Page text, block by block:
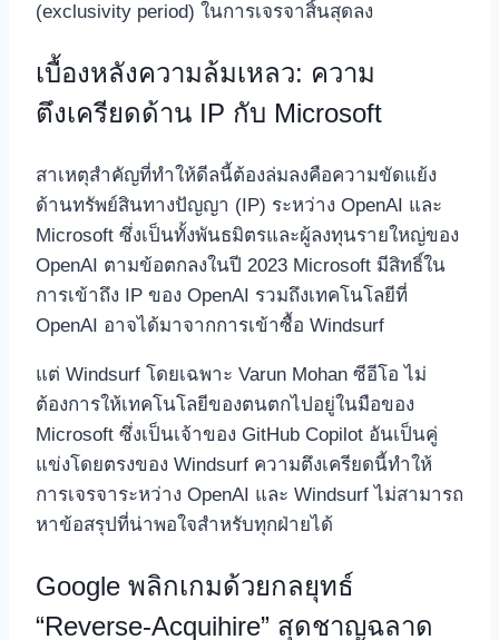
(exclusivity period) ในการเจรจาสิ้นสุดลง
เบื้องหลังความล้มเหลว: ความ
ตึงเครียดด้าน IP กับ Microsoft
สาเหตุสำคัญที่ทำให้ดีลนี้ต้องล่มลงคือความขัดแย้ง
ด้านทรัพย์สินทางปัญญา (IP) ระหว่าง OpenAI และ
Microsoft ซึ่งเป็นทั้งพันธมิตรและผู้ลงทุนรายใหญ่ของ
OpenAI ตามข้อตกลงในปี 2023 Microsoft มีสิทธิ์ใน
การเข้าถึง IP ของ OpenAI รวมถึงเทคโนโลยีที่
OpenAI อาจได้มาจากการเข้าซื้อ Windsurf
แต่ Windsurf โดยเฉพาะ Varun Mohan ซีอีโอ ไม่
ต้องการให้เทคโนโลยีของตนตกไปอยู่ในมือของ
Microsoft ซึ่งเป็นเจ้าของ GitHub Copilot อันเป็นคู่
แข่งโดยตรงของ Windsurf ความตึงเครียดนี้ทำให้
การเจรจาระหว่าง OpenAI และ Windsurf ไม่สามารถ
หาข้อสรุปที่น่าพอใจสำหรับทุกฝ่ายได้
Google พลิกเกมด้วยกลยุทธ์
“Reverse-Acquihire” สุดชาญฉลาด